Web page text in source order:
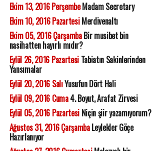
Ekim 13, 2016 PerşembeMadam Secretary
Ekim 10, 2016 PazartesiMerdivenaltı
Ekim 05, 2016 ÇarşambaBir musibet bin
nasihatten hayırlı mıdır?
Eylül 26, 2016 PazartesiTabiatın Sakinlerinden
Yansımalar
Eylül 20, 2016 SalıYusufun Dört Hali
Eylül 09, 2016 Cuma4. Boyut, Arafat Zirvesi
Eylül 05, 2016 PazartesiNiçin şiir yazamıyorum?
Ağustos 31, 2016 ÇarşambaLeylekler Göçe
Hazırlanıyor